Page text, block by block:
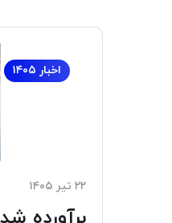
اخبار ۱۴۰۵
۲۲ تیر ۱۴۰۵